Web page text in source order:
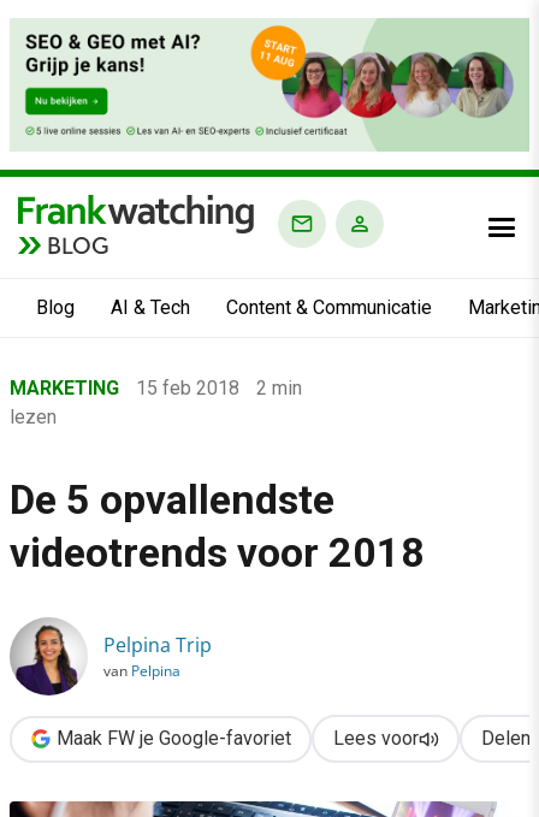
BLOG
Blog AI & Tech Content & Communicatie
›
Marketing
›
MARKETING 15 feb 2018
2 min
lezen
De 5 opvallendste
videotrends voor 2018
Pelpina Trip
van Pelpina
Maak FW je Google-favoriet Lees voor Delen